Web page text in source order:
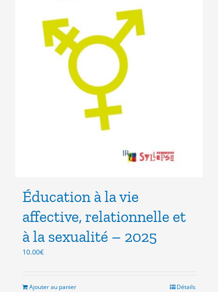
Éducation à la vie
affective, relationnelle et
à la sexualité – 2025
10.00€
Ajouter au panier Détails